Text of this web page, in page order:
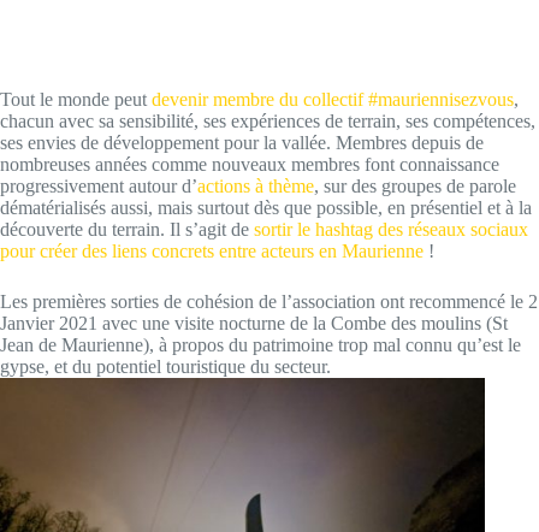
Tout le monde peut devenir membre du collectif #mauriennisezvous,
chacun avec sa sensibilité, ses expériences de terrain, ses compétences,
ses envies de développement pour la vallée. Membres depuis de
nombreuses années comme nouveaux membres font connaissance
progressivement autour d’actions à thème, sur des groupes de parole
dématérialisés aussi, mais surtout dès que possible, en présentiel et à la
découverte du terrain. Il s’agit de sortir le hashtag des réseaux sociaux
pour créer des liens concrets entre acteurs en Maurienne !
Les premières sorties de cohésion de l’association ont recommencé le 2
Janvier 2021 avec une visite nocturne de la Combe des moulins (St
Jean de Maurienne), à propos du patrimoine trop mal connu qu’est le
gypse, et du potentiel touristique du secteur.